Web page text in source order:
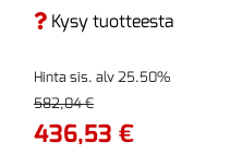
Kysy tuotteesta
Hinta sis. alv 25.50%
582,04 €
436,53 €